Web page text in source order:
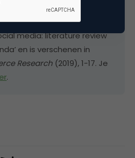
of content
emotion on behavioral
media: literature review
en is verschenen in
Research (2019), 1-17. Je
.